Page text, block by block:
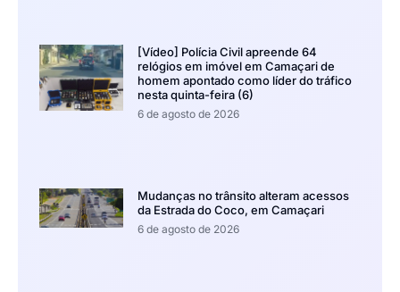
[Vídeo] Polícia Civil apreende 64
relógios em imóvel em Camaçari de
homem apontado como líder do tráfico
nesta quinta-feira (6)
6 de agosto de 2026
Mudanças no trânsito alteram acessos
da Estrada do Coco, em Camaçari
6 de agosto de 2026